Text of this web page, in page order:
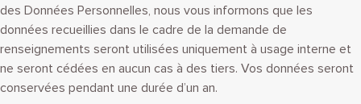
des Données Personnelles, nous vous informons que les
données recueillies dans le cadre de la demande de
renseignements seront utilisées uniquement à usage interne et
ne seront cédées en aucun cas à des tiers. Vos données seront
conservées pendant une durée d’un an.